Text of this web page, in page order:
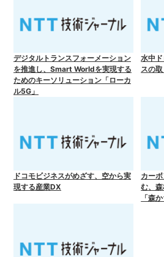
デジタルトランスフォーメーション
を推進し、Smart Worldを実現する
ためのキーソリューション「ローカ
ル5G」
水中
スの
ドコモビジネスがめざす、空から実
現する産業DX
カー
む、
「森か